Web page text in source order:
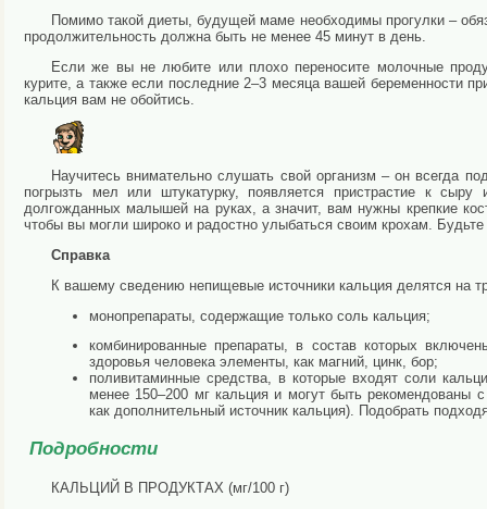
Помимо такой диеты, будущей маме необходимы прогулки –
продолжительность должна быть не менее 45 минут в день.
Если же вы не любите или плохо переносите молочные
курите, а также если последние 2–3 месяца вашей беременности
кальция вам не обойтись.
Научитесь внимательно слушать свой организм – он всегда
погрызть мел или штукатурку, появляется пристрастие к
долгожданных малышей на руках, а значит, вам нужны крепкие
чтобы вы могли широко и радостно улыбаться своим крохам.
Справка
К вашему сведению непищевые источники кальция делятся на
монопрепараты, содержащие только соль кальция;
комбинированные препараты, в состав которых
здоровья человека элементы, как магний, цинк, бор;
поливитаминные средства, в которые входят соли
менее 150–200 мг кальция и могут быть
как дополнительный источник кальция). Подобрать
Подробности
КАЛЬЦИЙ В ПРОДУКТАХ (мг/100 г)